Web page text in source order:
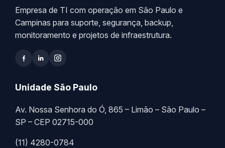
Empresa de TI com operação em São Paulo e
Campinas para suporte, segurança, backup,
monitoramento e projetos de infraestrutura.
Unidade São Paulo
Av. Nossa Senhora do Ó, 865 – Limão – São Paulo –
SP – CEP 02715-000
(11) 4280-0784